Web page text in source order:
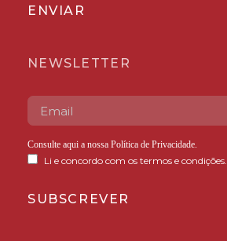
ENVIAR
NEWSLETTER
Consulte aqui a nossa Política de Privacidade.
Li e concordo com os termos e condições.